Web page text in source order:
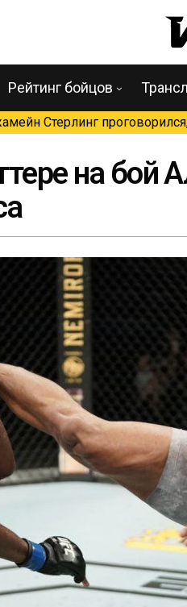
Рейтинг бойцов
Стерлинг
на бой